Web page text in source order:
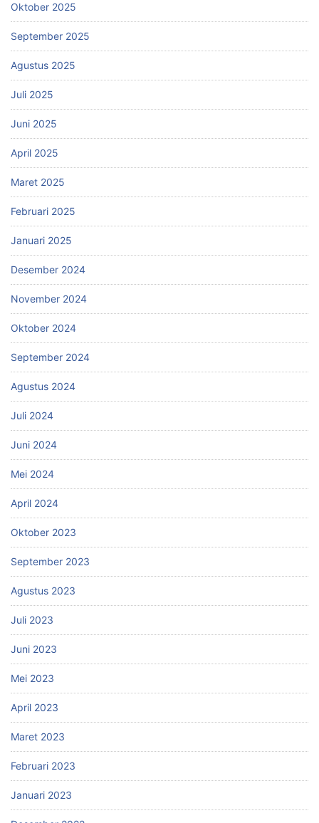
Oktober 2025
September 2025
Agustus 2025
Juli 2025
Juni 2025
April 2025
Maret 2025
Februari 2025
Januari 2025
Desember 2024
November 2024
Oktober 2024
September 2024
Agustus 2024
Juli 2024
Juni 2024
Mei 2024
April 2024
Oktober 2023
September 2023
Agustus 2023
Juli 2023
Juni 2023
Mei 2023
April 2023
Maret 2023
Februari 2023
Januari 2023